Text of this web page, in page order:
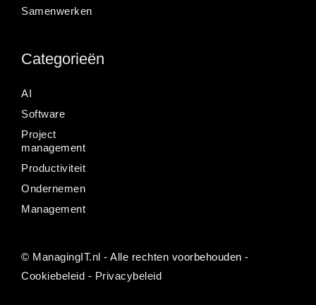
Samenwerken
Categorieën
AI
Software
Project
management
Productiviteit
Ondernemen
Management
© ManagingIT.nl - Alle rechten voorbehouden -
Cookiebeleid - Privacybeleid